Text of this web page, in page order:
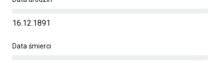
16.12.1891
Data śmierci